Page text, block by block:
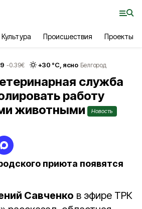
Культура Происшествия Проекты
-0.39€ +30 °С, ясно Белгород
служба
работу
животными
Новость
приюта появятся
Савченко в эфире ТРК